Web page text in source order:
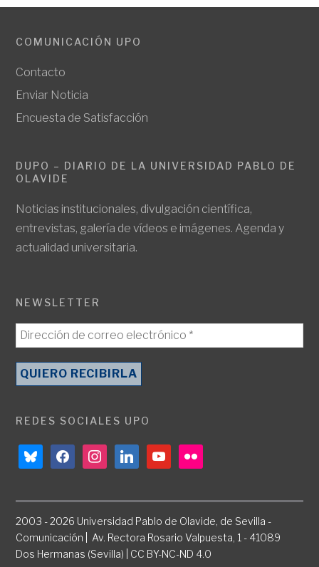
COMUNICACIÓN UPO
Contacto
Enviar Noticia
Encuesta de Satisfacción
DUPO – DIARIO DE LA UNIVERSIDAD PABLO DE
OLAVIDE
Noticias institucionales, divulgación científica,
entrevistas, galería de vídeos e imágenes. Agenda y
actualidad universitaria.
NEWSLETTER
REDES SOCIALES UPO
blueskyfacebookinstagramlinkedinyoutubeflickr
2003 - 2026 Universidad Pablo de Olavide, de Sevilla -
Comunicación | Av. Rectora Rosario Valpuesta, 1 - 41089
Dos Hermanas (Sevilla) | CC BY-NC-ND 4.0